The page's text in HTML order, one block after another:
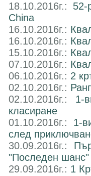
18.10.2016г.: 52-
China
16.10.2016г.:
16.10.2016г.:
15.10.2016г.:
07.10.2016г.:
06.10.2016г.: 2
02.10.2016г.:
02.10.2016г.: 1-
класиране
01.10.2016г.: 1-
след
30.09.2016г.:
"Последен шанс"
29.09.2016г.: 1